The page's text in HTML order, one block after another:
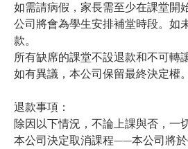
如需請病假，家長需至少在課堂開
公司將會為學生安排補堂時段。如
款。
所有缺席的課堂不設退款和不可轉讓
如有異議，本公司保留最終決定權。
退款事項：
除因以下情況，不論上課與否，一
本公司決定取消課程——本公司將